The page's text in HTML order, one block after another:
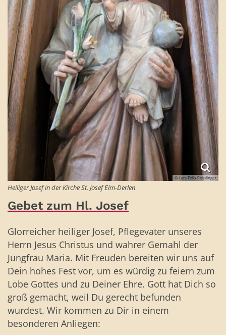
© Lars Felix Reiplinger
Heiliger Josef in der Kirche St. Josef Elm-Derlen
Gebet zum Hl. Josef
Glorreicher heiliger Josef, Pflegevater unseres
Herrn Jesus Christus und wahrer Gemahl der
Jungfrau Maria. Mit Freuden bereiten wir uns auf
Dein hohes Fest vor, um es würdig zu feiern zum
Lobe Gottes und zu Deiner Ehre. Gott hat Dich so
groß gemacht, weil Du gerecht befunden
wurdest. Wir kommen zu Dir in einem
besonderen Anliegen: